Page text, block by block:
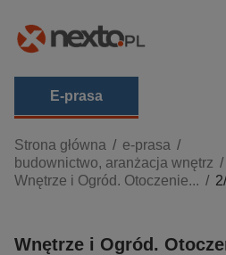
E-prasa
Kategorie
Zobacz wszystkie E-prasa
biznesowe, branżowe,
Strona główna
e-prasa
budownictwo, aranżacja wnętrz
Wnętrze i Ogród. Otoczenie...
Wnętrze i Ogród.